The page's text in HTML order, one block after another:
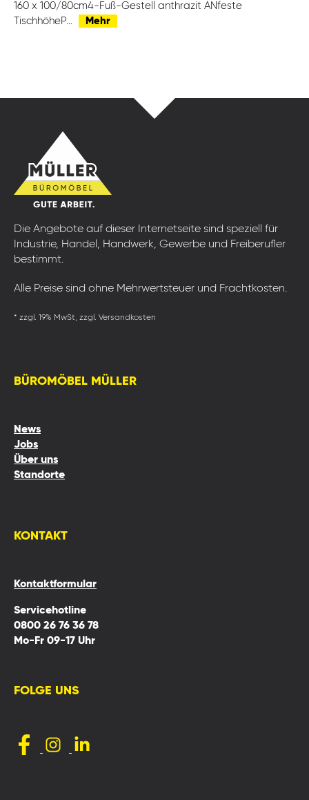
160 x 100/80cm4-Fuß-Gestell anthrazit ANfeste
TischhöheP…
Mehr
Die Angebote auf dieser Internetseite sind speziell für
Industrie, Handel, Handwerk, Gewerbe und Freiberufler
bestimmt.
Alle Preise sind ohne Mehrwertsteuer und Frachtkosten.
* zzgl. 19% MwSt, zzgl. Versandkosten
BÜROMÖBEL MÜLLER
News
Jobs
Über uns
Standorte
KONTAKT
Kontaktformular
Servicehotline
0800 26 76 36 78
Mo-Fr 09-17 Uhr
FOLGE UNS